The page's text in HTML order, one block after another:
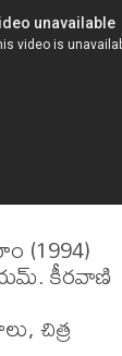
(1994)
కీరవాణి
చిత్ర